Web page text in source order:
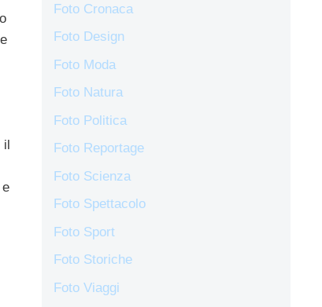
il
Foto Cronaca
Foto Design
Foto Moda
Foto Natura
Foto Politica
Foto Reportage
Foto Scienza
Foto Spettacolo
Foto Sport
Foto Storiche
Foto Viaggi